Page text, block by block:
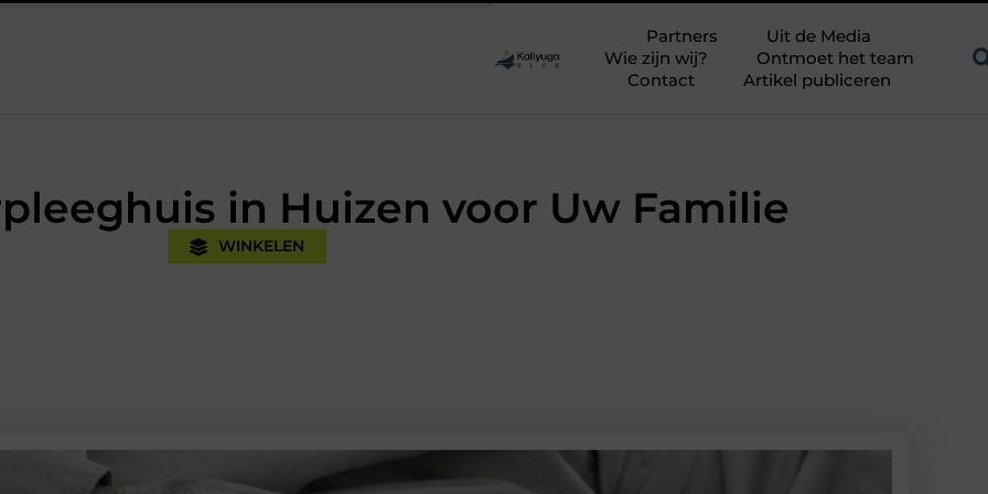
Partners
Uit de Media
Wie zijn wij?
Ontmoet het team
Contact
Artikel publiceren
in Huizen voor Uw Familie
WINKELEN